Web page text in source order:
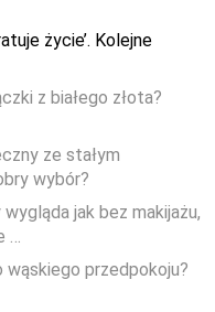
życie’. Kolejne
z białego złota?
ze stałym
wybór?
jak bez makijażu,
wąskiego przedpokoju?